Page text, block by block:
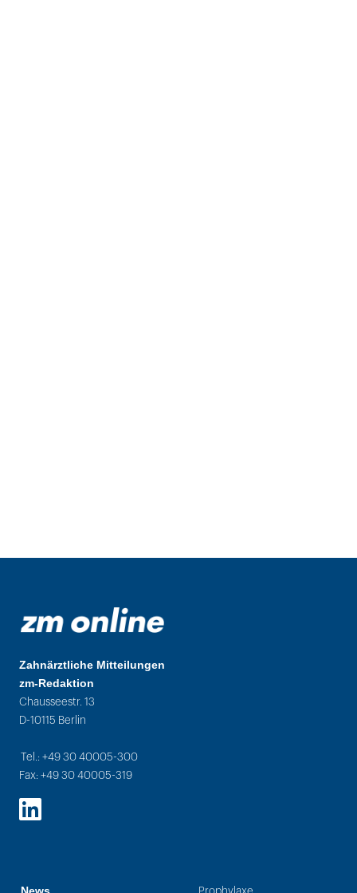
Zahnärztliche Mitteilungen
zm-Redaktion
Chausseestr. 13
D-10115 Berlin
Tel.: +49 30 40005-300
Fax: +49 30 40005-319
LinkedIn
Prophylaxe